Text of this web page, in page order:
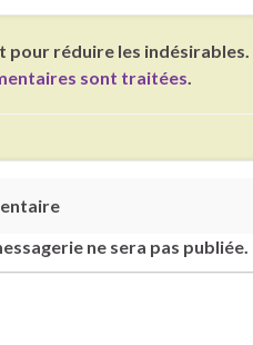
pour réduire les indésirables.
sont traitées.
ne sera pas publiée.